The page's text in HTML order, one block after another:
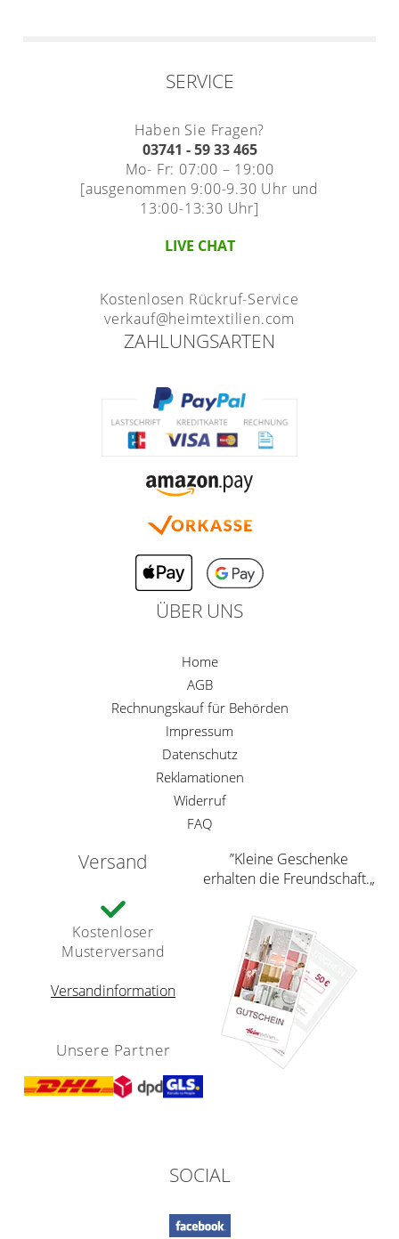
SERVICE
Haben Sie Fragen?
03741 - 59 33 465
Mo- Fr: 07:00 – 19:00
[ausgenommen 9:00-9.30 Uhr und
13:00-13:30 Uhr]
LIVE CHAT
Kostenlosen Rückruf-Service
verkauf@heimtextilien.com
ZAHLUNGSARTEN
ÜBER UNS
Home
AGB
Rechnungskauf für Behörden
Impressum
Datenschutz
Reklamationen
Widerruf
FAQ
Versand
Kostenloser
Musterversand
Versandinformation
Unsere Partner
”Kleine Geschenke
erhalten die Freundschaft.„
SOCIAL